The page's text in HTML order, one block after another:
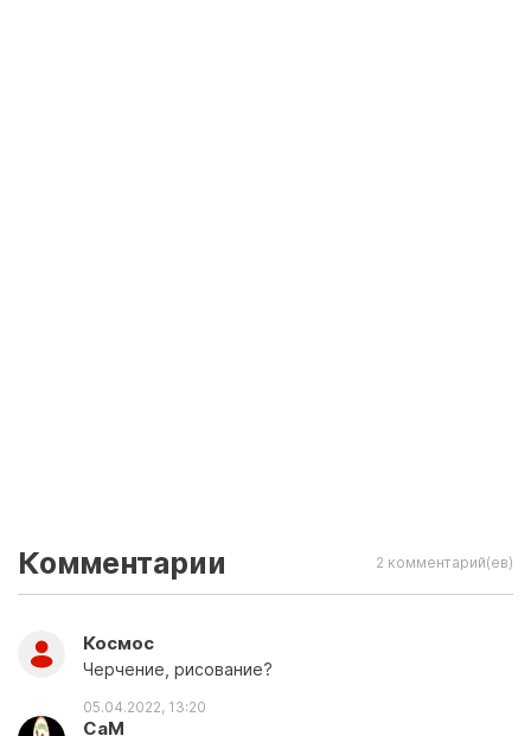
Комментарии 2 комментарий(ев)
Космос
Черчение, рисование?
05.04.2022, 13:20
СаМ